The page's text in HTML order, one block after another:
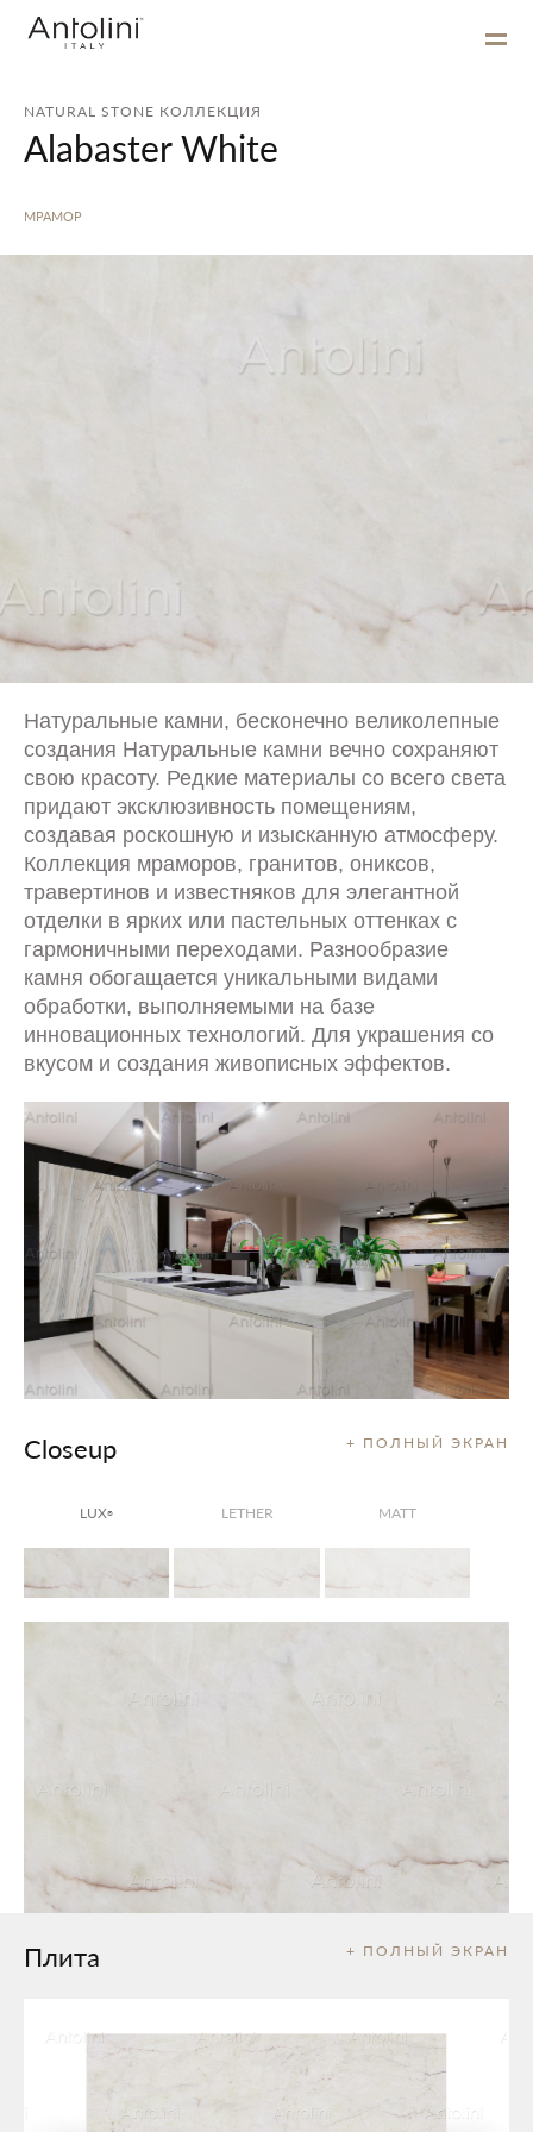
NATURAL STONE КОЛЛЕКЦИЯ
Alabaster White
МРАМОР
Натуральные камни, бесконечно великолепные
создания Натуральные камни вечно сохраняют
свою красоту. Редкие материалы со всего света
придают эксклюзивность помещениям,
создавая роскошную и изысканную атмосферу.
Коллекция мраморов, гранитов, ониксов,
травертинов и известняков для элегантной
отделки в ярких или пастельных оттенках с
гармоничными переходами. Разнообразие
камня обогащается уникальными видами
обработки, выполняемыми на базе
инновационных технологий. Для украшения со
вкусом и создания живописных эффектов.
+ ПОЛНЫЙ ЭКРАН
Closeup
LUX® LETHER MATT
+ ПОЛНЫЙ ЭКРАН
Плита